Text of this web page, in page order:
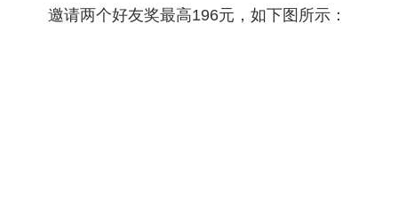
邀请两个好友奖最高196元，如下图所示：